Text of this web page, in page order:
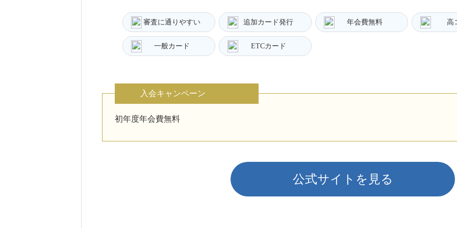
審査に通りやすい 追加カード発行 年会費無料 高
一般カード ETCカード
入会キャンペーン
初年度年会費無料
公式サイトを見る